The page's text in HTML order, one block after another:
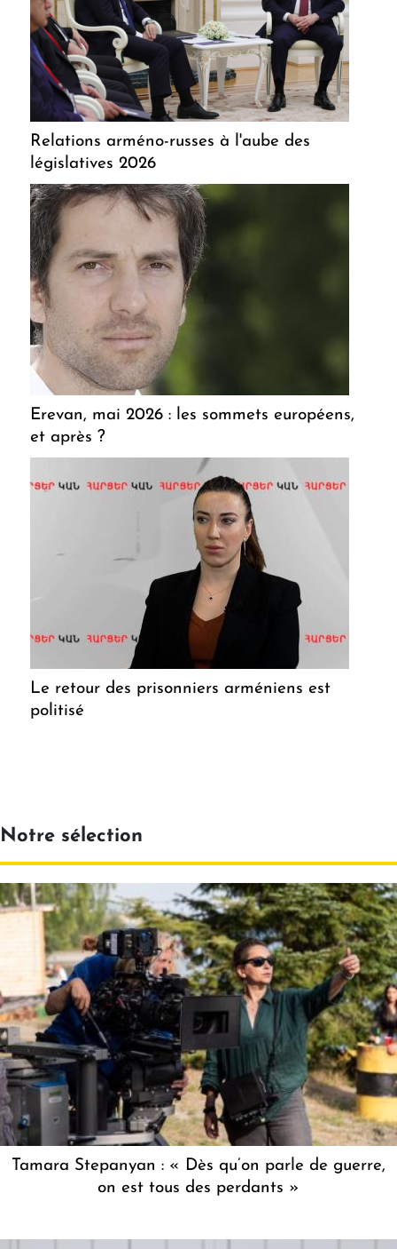
Relations arméno-russes à l'aube des
législatives 2026
Erevan, mai 2026 : les sommets européens,
et après ?
Le retour des prisonniers arméniens est
politisé
Notre sélection
Tamara Stepanyan : « Dès qu’on parle de guerre,
on est tous des perdants »